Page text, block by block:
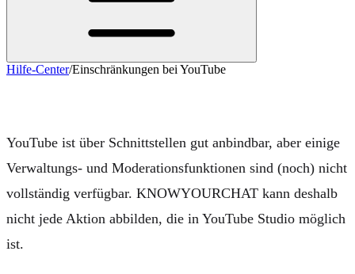
Hilfe-Center/Einschränkungen bei YouTube
YouTube ist über Schnittstellen gut anbindbar, aber einige
Verwaltungs- und Moderationsfunktionen sind (noch) nicht
vollständig verfügbar. KNOWYOURCHAT kann deshalb
nicht jede Aktion abbilden, die in YouTube Studio möglich
ist.